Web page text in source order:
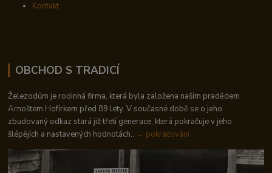
Kontakt
OBCHOD S TRADICÍ
Železodům je rodinná firma, která byla založena naším pradědem
Arnoštem Hofírkem před 89 lety. V současné době se o jeho
zbudovaný odkaz stará již třetí generace, která pokračuje v jeho
šlépějích a nastavených hodnotách.. → pokračování